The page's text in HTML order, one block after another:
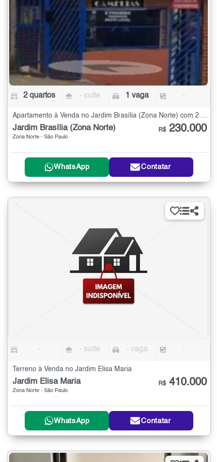
2 quartos - suíte 1 vaga -
Jardim Brasília (Zona Norte)
Zona Norte - São Paulo
R$ 230.000
WhatsApp Contatar
- - suíte - vaga -
Terreno à Venda no Jardim Elisa Maria
Jardim Elisa Maria
Zona Norte - São Paulo
R$ 410.000
WhatsApp Contatar